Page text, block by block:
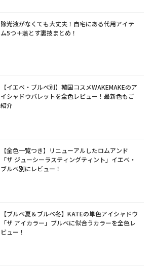
除光液がなくても大丈夫！自宅にある代用アイテ
ム5つ＋落とす裏技まとめ！
【イエベ・ブルベ別】韓国コスメWAKEMAKEのア
イシャドウパレットを全色レビュー！最新色もご
紹介
【全色一覧つき】リニューアルしたロムアンド
「ザ ジューシーラスティングティント」イエベ・
ブルベ別にレビュー！
【ブルベ夏＆ブルベ冬】KATEの単色アイシャドウ
「ザ アイカラー」ブルベに似合うカラーを全色レ
ビュー！